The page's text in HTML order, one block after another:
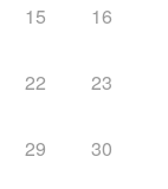
15 16
22 23
29 30